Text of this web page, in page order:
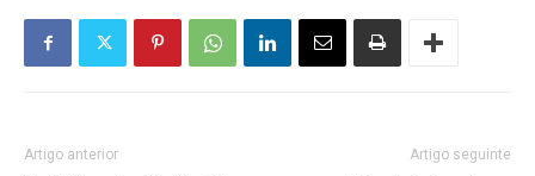
Artigo anterior Artigo seguinte